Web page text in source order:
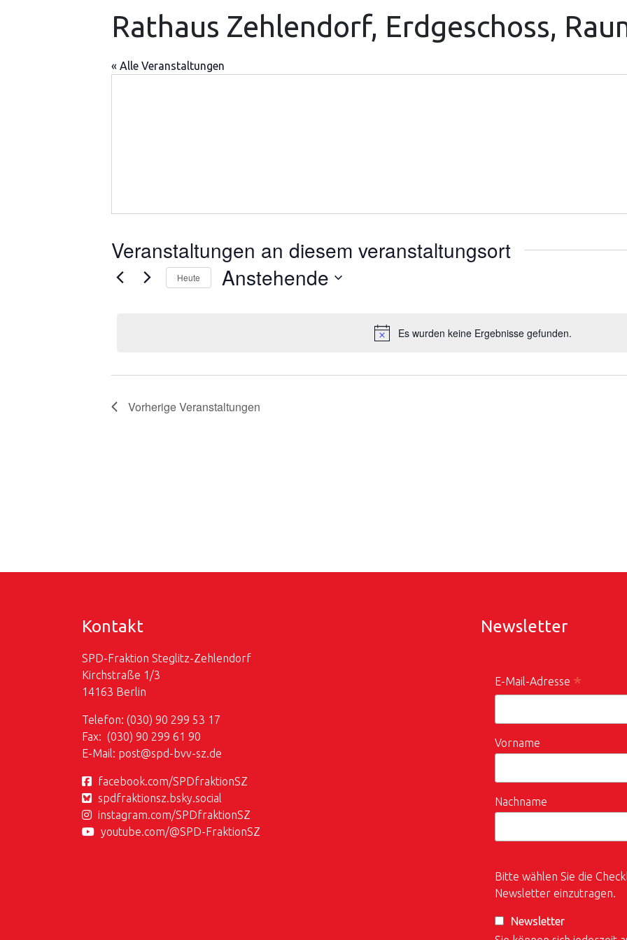
Rathaus Zehlendorf, Erdgeschoss,
« Alle Veranstaltungen
Veranstaltungen an diesem veranstaltungsort
Hinweis
Es wurden keine Ergebnisse gefunden.
Heute Anstehende
VorherigeVeranstaltungen
Kontakt
SPD-Fraktion Steglitz-Zehlendorf
Kirchstraße 1/3
14163 Berlin
Telefon: (030) 90 299 53 17
Fax: (030) 90 299 61 90
E-Mail: post@spd-bvv-sz.de
facebook.com/SPDfraktionSZ
spdfraktionsz.bsky.social
instagram.com/SPDfraktionSZ
youtube.com/@SPD-FraktionSZ
Newsletter
E-Mail-Adresse *
Vorname
Nachname
Bitte wählen Sie die
Newsletter einzutragen.
Newsletter